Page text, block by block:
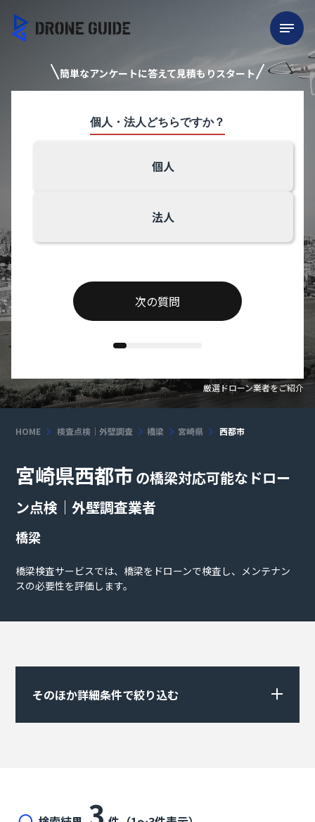
簡単なアンケートに答えて見積もりスタート
個人・法人どちらですか？
個人
法人
次の質問
厳選ドローン業者をご紹介
HOME 検査点検｜外壁調査 橋梁 宮崎県 西都市
宮崎県西都市の橋梁対応可能なドロー
ン点検｜外壁調査業者
橋梁
橋梁検査サービスでは、橋梁をドローンで検査し、メンテナン
スの必要性を評価します。
そのほか詳細条件で絞り込む